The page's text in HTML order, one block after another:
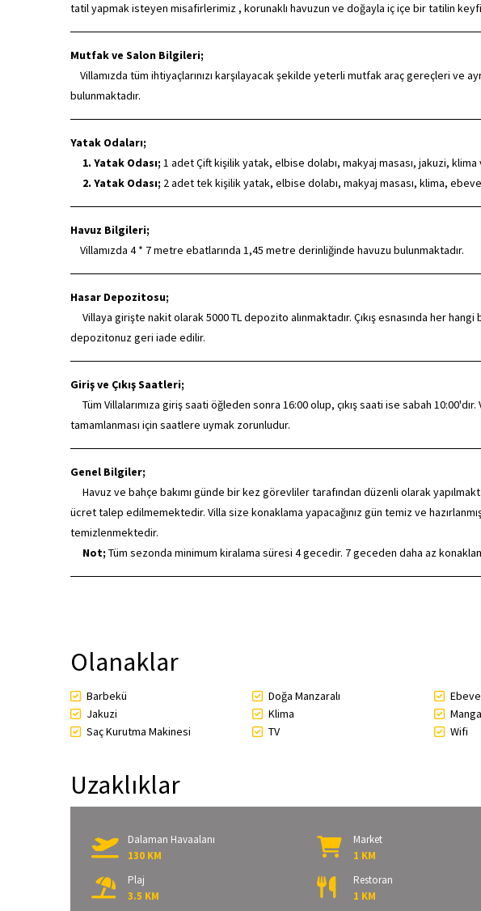
tatil yapmak isteyen misafirlerimiz , korunaklı havuzun ve doğayla iç içe bir tatilin
Mutfak ve Salon Bilgileri;
Villamızda tüm ihtiyaçlarınızı karşılayacak şekilde yeterli mutfak araç gereçleri ve
bulunmaktadır.
Yatak Odaları;
1. Yatak Odası; 1 adet Çift kişilik yatak, elbise dolabı, makyaj masası, jakuzi,
2. Yatak Odası; 2 adet tek kişilik yatak, elbise dolabı, makyaj masası, klima,
Havuz Bilgileri;
Villamızda 4 * 7 metre ebatlarında 1,45 metre derinliğinde havuzu bulunmaktadır.
Hasar Depozitosu;
Villaya girişte nakit olarak 5000 TL depozito alınmaktadır. Çıkış esnasında her
depozitonuz geri iade edilir.
Giriş ve Çıkış Saatleri;
Tüm Villalarımıza giriş saati öğleden sonra 16:00 olup, çıkış saati ise sabah
tamamlanması için saatlere uymak zorunludur.
Genel Bilgiler;
Havuz ve bahçe bakımı günde bir kez görevliler tarafından düzenli olarak
ücret talep edilmemektedir. Villa size konaklama yapacağınız gün temiz ve
temizlenmektedir.
Not; Tüm sezonda minimum kiralama süresi 4 gecedir. 7 geceden daha az
Olanaklar
Barbekü Doğa Manzaralı
Jakuzi
Klima
Saç Kurutma Makinesi
TV Wifi
Uzaklıklar
Dalaman Havaalanı
130 KM
Market
1 KM
Plaj
3.5 KM
Restoran
1 KM